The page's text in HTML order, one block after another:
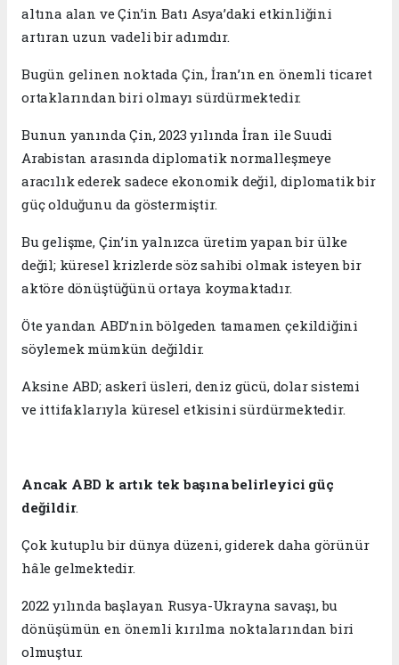
altına alan ve Çin’in Batı Asya’daki etkinliğini
artıran uzun vadeli bir adımdır.
Bugün gelinen noktada Çin, İran’ın en önemli ticaret
ortaklarından biri olmayı sürdürmektedir.
Bunun yanında Çin, 2023 yılında İran ile Suudi
Arabistan arasında diplomatik normalleşmeye
aracılık ederek sadece ekonomik değil, diplomatik bir
güç olduğunu da göstermiştir.
Bu gelişme, Çin’in yalnızca üretim yapan bir ülke
değil; küresel krizlerde söz sahibi olmak isteyen bir
aktöre dönüştüğünü ortaya koymaktadır.
Öte yandan ABD’nin bölgeden tamamen çekildiğini
söylemek mümkün değildir.
Aksine ABD; askerî üsleri, deniz gücü, dolar sistemi
ve ittifaklarıyla küresel etkisini sürdürmektedir.
Ancak ABD k artık tek başına belirleyici güç
değildir.
Çok kutuplu bir dünya düzeni, giderek daha görünür
hâle gelmektedir.
2022 yılında başlayan Rusya-Ukrayna savaşı, bu
dönüşümün en önemli kırılma noktalarından biri
olmuştur.